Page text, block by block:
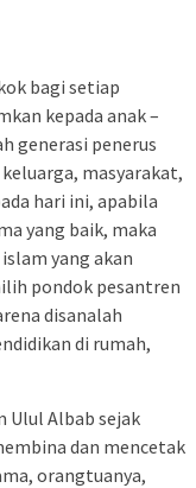
bagi setiap
kepada anak –
generasi penerus
masyarakat,
hari ini, apabila
yang baik, maka
yang akan
pondok pesantren
disanalah
di rumah,
Ulul Albab sejak
dan mencetak
orangtuanya,